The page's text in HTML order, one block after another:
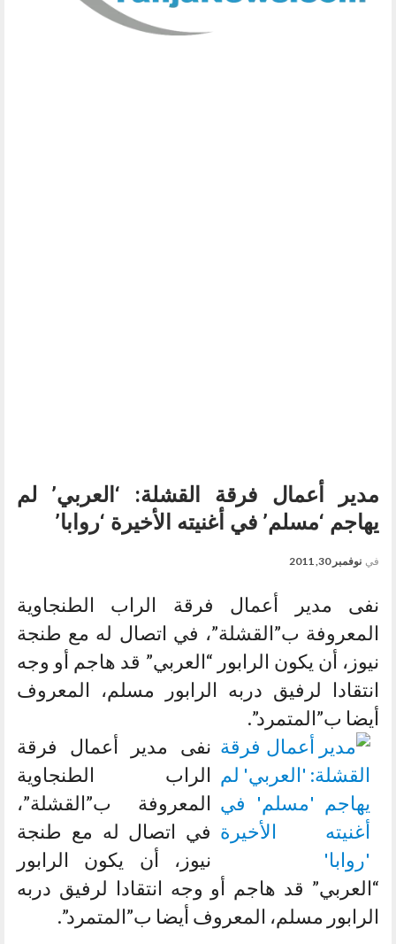
مدير أعمال فرقة القشلة: ‘العربي’ لم
يهاجم ‘مسلم’ في أغنيته الأخيرة ‘روابا’
في نوفمبر 30, 2011
نفى مدير أعمال فرقة الراب الطنجاوية
المعروفة ب”القشلة”، في اتصال له مع طنجة
نيوز، أن يكون الرابور “العربي” قد هاجم أو وجه
انتقادا لرفيق دربه الرابور مسلم، المعروف
أيضا ب”المتمرد”.
نفى مدير أعمال فرقة
الراب الطنجاوية
المعروفة ب”القشلة”،
في اتصال له مع طنجة
نيوز، أن يكون الرابور
“العربي” قد هاجم أو وجه انتقادا لرفيق دربه
الرابور مسلم، المعروف أيضا ب”المتمرد”.